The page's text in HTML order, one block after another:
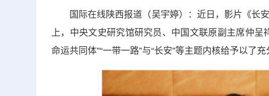
国际在线陕西报道（吴宇婷）：近日，影片《长安
上，中央文史研究馆研究员、中国文联原副主席仲呈
命运共同体”“一带一路”与“长安”等主题内核给予以了充